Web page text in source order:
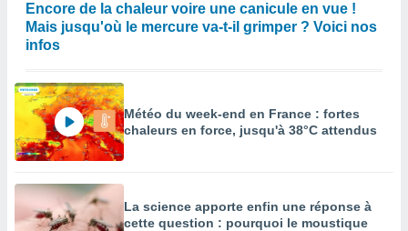
Encore de la chaleur voire une canicule en vue !
Mais jusqu'où le mercure va-t-il grimper ? Voici nos
infos
Météo du week-end en France : fortes
chaleurs en force, jusqu'à 38°C attendus
La science apporte enfin une réponse à
cette question : pourquoi le moustique